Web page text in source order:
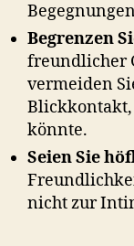
Begrenzen
freundlicher
vermeiden
könnte.
Seien Sie
nicht zur